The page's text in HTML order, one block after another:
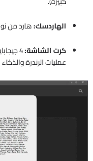
الهاردسك:هارد من
كرت الشاشة:
عمليات الرندرة